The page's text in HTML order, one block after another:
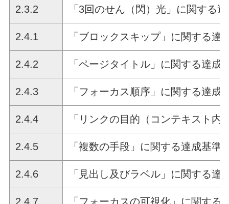
2.3.2 「3回のせん（閃）光」に関する
2.4.1 「ブロックスキップ」に関する達
2.4.2 「ページタイトル」に関する達成
2.4.3 「フォーカス順序」に関する達成
2.4.4 「リンクの目的（コンテキスト内
2.4.5 「複数の手段」に関する達成基準
2.4.6 「見出し及びラベル」に関する達
2.4.7 「フォーカスの可視化」に関する